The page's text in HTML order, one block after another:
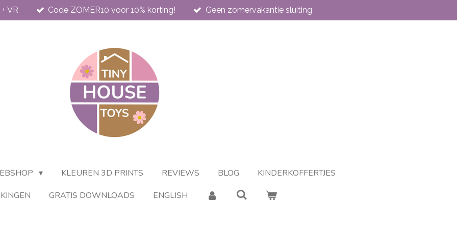
VR Code ZOMER10 voor 10% korting! Geen zomervakantie sluiting
KLEUREN 3D PRINTS REVIEWS BLOG
KINDERKOFFERTJES
GRATIS DOWNLOADS ENGLISH